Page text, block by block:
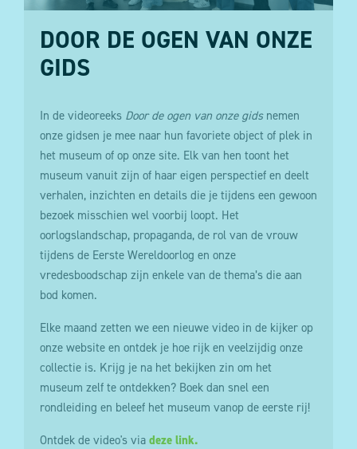
DOOR DE OGEN VAN ONZE
GIDS
In de videoreeks Door de ogen van onze gidsnemen
onze gidsen je mee naar hun favoriete object of plek in
het museum of op onze site. Elk van hen toont het
museum vanuit zijn of haar eigen perspectief en deelt
verhalen, inzichten en details die je tijdens een gewoon
bezoek misschien wel voorbij loopt. Het
oorlogslandschap, propaganda, de rol van de vrouw
tijdens de Eerste Wereldoorlog en onze
vredesboodschap zijn enkele van de thema’s die aan
bod komen.
Elke maand zetten we een nieuwe video in de kijker op
onze website en ontdek je hoe rijk en veelzijdig onze
collectie is. Krijg je na het bekijken zin om het
museum zelf te ontdekken? Boek dan snel een
rondleiding en beleef het museum vanop de eerste rij!
Ontdek de video's via deze link.